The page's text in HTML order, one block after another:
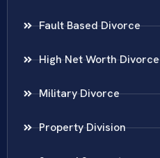
Fault Based Divorce
High Net Worth Divorce
Military Divorce
Property Division